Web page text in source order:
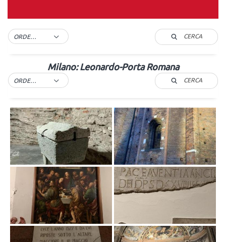
ORDER BY DEFAULT CERCA
Milano: Leonardo-Porta Romana
ORDER BY DEFAULT CERCA